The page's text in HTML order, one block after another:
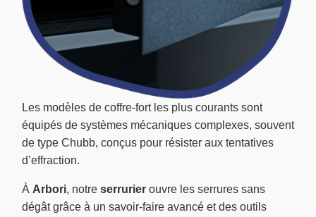
Les modèles de coffre-fort les plus courants sont
équipés de systèmes mécaniques complexes, souvent
de type Chubb, conçus pour résister aux tentatives
d’effraction.
À Arbori, notre serrurier ouvre les serrures sans
dégât grâce à un savoir-faire avancé et des outils